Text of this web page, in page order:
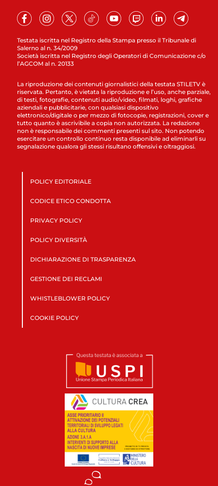
Testata iscritta nel Registro della Stampa presso il Tribunale di
Salerno al n. 34/2009
Società iscritta nel Registro degli Operatori di Comunicazione c/o
l’AGCOM al n. 20133
La riproduzione dei contenuti giornalistici della testata STILETV è
riservata. Pertanto, è vietata la riproduzione e l’uso, anche parziale,
di testi, fotografie, contenuti audio/video, filmati, loghi, grafiche
aziendali e pubblicitarie, con qualsiasi dispositivo
elettronico/digitale o per mezzo di fotocopie, registrazioni, cover e
tutto quanto è ascrivibile a copia non autorizzata. La redazione
non è responsabile dei commenti presenti sul sito. Non potendo
esercitare un controllo continuo resta disponibile ad eliminarli su
segnalazione qualora gli stessi risultano offensivi e oltraggiosi.
POLICY EDITORIALE
CODICE ETICO CONDOTTA
PRIVACY POLICY
POLICY DIVERSITÀ
DICHIARAZIONE DI TRASPARENZA
GESTIONE DEI RECLAMI
WHISTLEBLOWER POLICY
COOKIE POLICY